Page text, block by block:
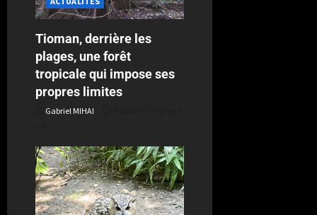
Tioman, derrière les
plages, une forêt
tropicale qui impose ses
propres limites
Gabriel MIHAI